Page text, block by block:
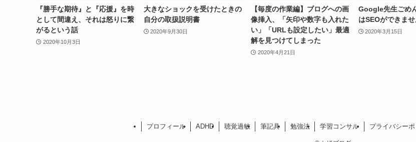
『勝手な期待』と『応援』を時
として間違え、それは怒りに繋
がるという話
2020年10月3日
大きなショックを受けたときの
自分の取扱説明書
2020年9月30日
【毎度の作業編】ブログへの画
像挿入、「矢印や数字も入れた
い」「URLも設定したい」最適
解を見つけてしまった
2020年4月21日
Google先生ごめ
はSEOができませ
2020年3月15日
プロフィール ADHD 聴覚過敏 筆記具 勉強法 学習コンサル プライバシー